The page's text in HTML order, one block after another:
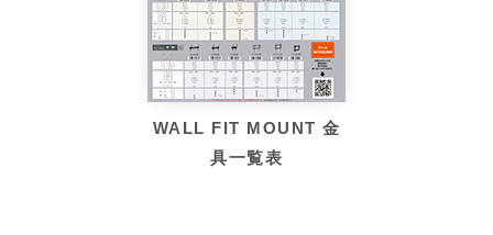
WALL FIT MOUNT 金
具一覧表